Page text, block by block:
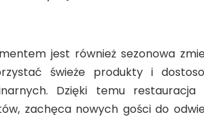
jest również sezonowa
świeże produkty i
Dzięki temu
zachęca nowych gości do